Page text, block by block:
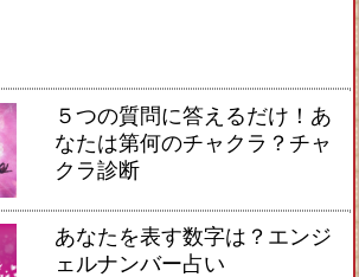
５つの質問に答えるだけ！あ
なたは第何のチャクラ？チャ
クラ診断
あなたを表す数字は？エンジ
ェルナンバー占い